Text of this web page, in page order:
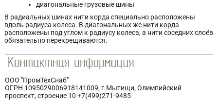
диагональные грузовые шины
В радиальных шинах нити корда специально расположены
вдоль радиуса колеса. В диагональных же нити корда
расположены под углом к радиусу колеса, а нити соседних слоёв
обязательно перекрещиваются.
ООО "ПромТехСнаб"
ОГРН 1095029006918141009, г.Мытищи, Олимпийский
проспект, строение 10 +7(499)271-9485